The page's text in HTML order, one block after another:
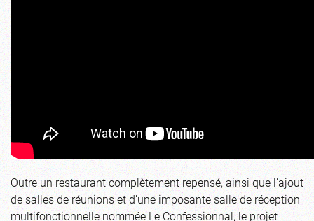
Outre un restaurant complètement repensé, ainsi que l’ajout
de salles de réunions et d’une imposante salle de réception
multifonctionnelle nommée Le Confessionnal, le projet